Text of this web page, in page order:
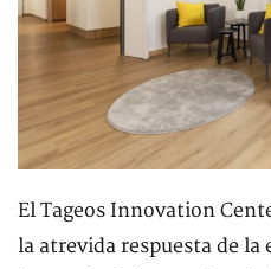
El Tageos Innovation
la atrevida respuesta de la